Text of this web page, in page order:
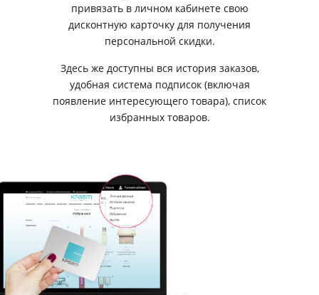
привязать в личном кабинете свою
дисконтную карточку для получения
персональной скидки.
Здесь же доступны вся история заказов,
удобная система подписок (включая
появление интересующего товара), список
избранных товаров.